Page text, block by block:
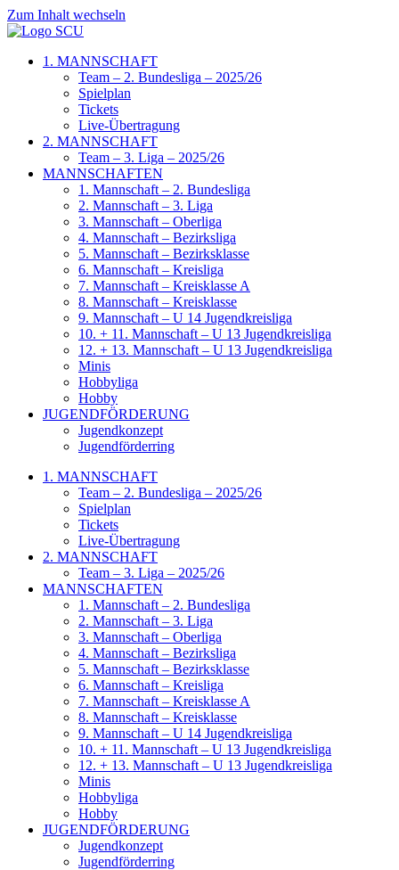
Zum Inhalt wechseln
1. MANNSCHAFT
Team – 2. Bundesliga – 2025/26
Spielplan
Tickets
Live-Übertragung
2. MANNSCHAFT
Team – 3. Liga – 2025/26
MANNSCHAFTEN
1. Mannschaft – 2. Bundesliga
2. Mannschaft – 3. Liga
3. Mannschaft – Oberliga
4. Mannschaft – Bezirksliga
5. Mannschaft – Bezirksklasse
6. Mannschaft – Kreisliga
7. Mannschaft – Kreisklasse A
8. Mannschaft – Kreisklasse
9. Mannschaft – U 14 Jugendkreisliga
10. + 11. Mannschaft – U 13 Jugendkreisliga
12. + 13. Mannschaft – U 13 Jugendkreisliga
Minis
Hobbyliga
Hobby
JUGENDFÖRDERUNG
Jugendkonzept
Jugendförderring
1. MANNSCHAFT
Team – 2. Bundesliga – 2025/26
Spielplan
Tickets
Live-Übertragung
2. MANNSCHAFT
Team – 3. Liga – 2025/26
MANNSCHAFTEN
1. Mannschaft – 2. Bundesliga
2. Mannschaft – 3. Liga
3. Mannschaft – Oberliga
4. Mannschaft – Bezirksliga
5. Mannschaft – Bezirksklasse
6. Mannschaft – Kreisliga
7. Mannschaft – Kreisklasse A
8. Mannschaft – Kreisklasse
9. Mannschaft – U 14 Jugendkreisliga
10. + 11. Mannschaft – U 13 Jugendkreisliga
12. + 13. Mannschaft – U 13 Jugendkreisliga
Minis
Hobbyliga
Hobby
JUGENDFÖRDERUNG
Jugendkonzept
Jugendförderring